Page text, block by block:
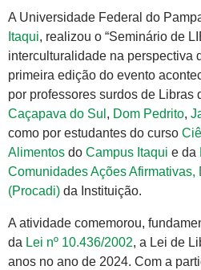
A Universidade Federal do
Itaqui, realizou o “Seminário de
interculturalidade na perspectiva
primeira edição do evento
por professores surdos de Libras
Caçapava do Sul , Dom Pedrito,
como por estudantes do curso
Alimentos do Campus Itaqui e da
Comunidades Ações
(Procadi) da Instituição.
A atividade comemorou,
da Lei nº 10.436/2002, a Lei de
anos no ano de 2024. Com a